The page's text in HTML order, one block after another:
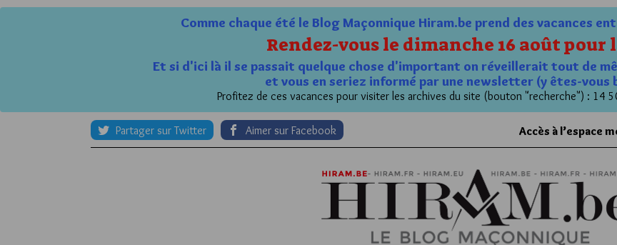
Comme chaque été le Blog Maçonnique Hiram.be prend des vacances
Rendez-vous le dimanche 16 août pour
Et si d'ici là il se passait quelque chose d'important on réveillerait tout de
et vous en seriez informé par une newsletter (y êtes-vous
Profitez de ces vacances pour visiter les archives du site (bouton "recherche") : 14
Partager sur Twitter Aimer sur Facebook Accès à l’espace